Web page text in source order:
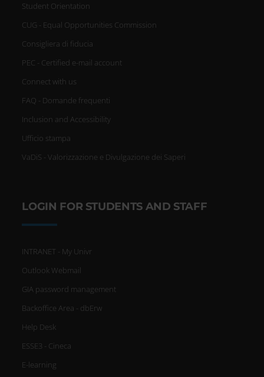
Student Orientation
CUG - Equal Opportunities Commission
Consigliera di fiducia
PEC - Certified e-mail account
Connect with us
FAQ - Domande frequenti
Inclusion and Accessibility
Ufficio stampa
VaDiS - Valorizzazione e Divulgazione dei Saperi
LOGIN FOR STUDENTS AND STAFF
INTRANET - My Univr
Outlook Webmail
GIA password management
Backoffice Area - dbErw
Help Desk
ESSE3 - Cineca
E-learning